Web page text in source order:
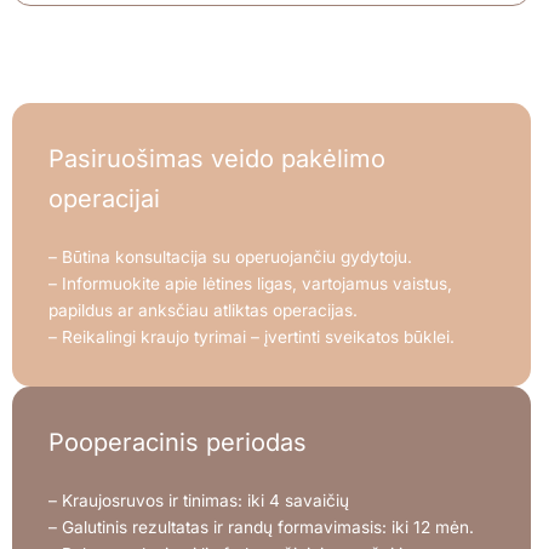
Pasiruošimas veido pakėlimo
operacijai
– Būtina konsultacija su operuojančiu gydytoju.
– Informuokite apie lėtines ligas, vartojamus vaistus,
papildus ar anksčiau atliktas operacijas.
– Reikalingi kraujo tyrimai – įvertinti sveikatos būklei.
Pooperacinis periodas
– Kraujosruvos ir tinimas: iki 4 savaičių
– Galutinis rezultatas ir randų formavimasis: iki 12 mėn.